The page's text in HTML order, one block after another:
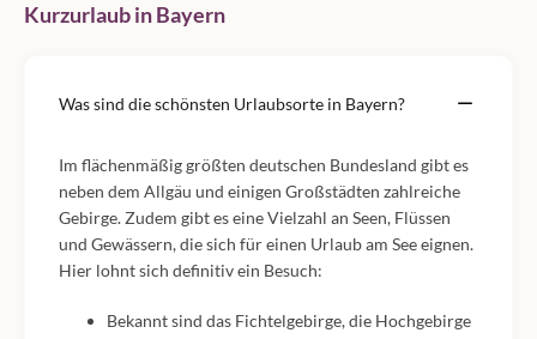
Kurzurlaub in Bayern
Was sind die schönsten Urlaubsorte in Bayern?
Im flächenmäßig größten deutschen Bundesland gibt es
neben dem Allgäu und einigen Großstädten zahlreiche
Gebirge. Zudem gibt es eine Vielzahl an Seen, Flüssen
und Gewässern, die sich für einen Urlaub am See eignen.
Hier lohnt sich definitiv ein Besuch:
Bekannt sind das Fichtelgebirge, die Hochgebirge